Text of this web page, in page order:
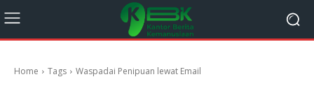
Home Tags Waspadai Penipuan lewat Email